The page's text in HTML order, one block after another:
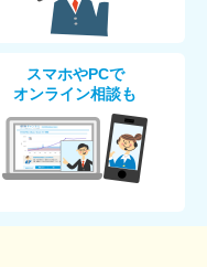
スマホやPCで
オンライン相談も